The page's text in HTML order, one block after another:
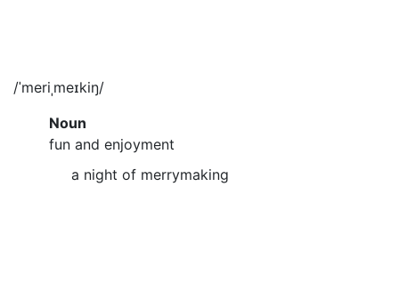
/ˈmeriˌmeɪkiŋ/
Noun
fun and enjoyment
a night of merrymaking